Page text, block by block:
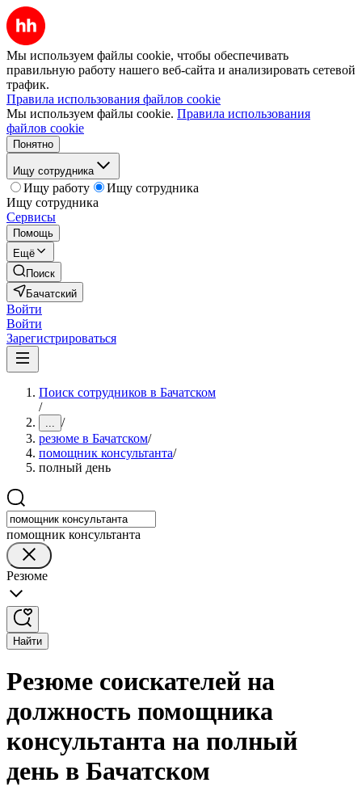
Мы используем файлы cookie, чтобы обеспечивать
правильную работу нашего веб-сайта и анализировать сетевой
трафик.
Правила использования файлов cookie
Мы используем файлы cookie. Правила использования
файлов cookie
Понятно
Ищу сотрудника
Ищу работу
Ищу сотрудника
Ищу сотрудника
Сервисы
Помощь
Ещё
Поиск
Бачатский
Войти
Войти
Зарегистрироваться
Поиск сотрудников в Бачатском
/
... /
резюме в Бачатском/
помощник консультанта/
полный день
помощник консультанта
Резюме
Найти
Резюме соискателей на
должность помощника
консультанта на полный
день в Бачатском